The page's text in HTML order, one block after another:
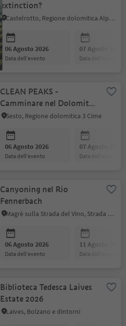
extinction?
Castelrotto, Regione dolomitica Alpe di Siusi
06 Agosto 2026
data dell'evento
07 Agosto 2026
data dell'evento
CLEAN PEAKS -
Camminare nel Dolomiti
Patrimonio mondiale
Sesto, Regione dolomitica 3 Cime
06 Agosto 2026
data dell'evento
07 Agosto 2026
data dell'evento
Canyoning nel Rio
Fennerbach
Magrè sulla Strada del Vino, Strada del Vino
06 Agosto 2026
data dell'evento
11 Agosto 2026
data dell'evento
Biblioteca Tedesca Laives
Estate 2026
Laives, Bolzano e dintorni